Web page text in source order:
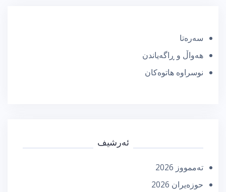
سەرەتا
هەواڵ و ڕاگەیاندن
نوسراوە هاتوەکان
ئەرشیف
تەممووز 2026
حوزه‌یران 2026